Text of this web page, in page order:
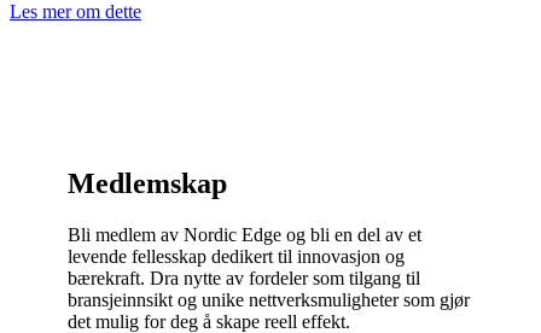
Les mer om dette
Medlemskap
Bli medlem av Nordic Edge og bli en del av et
levende fellesskap dedikert til innovasjon og
bærekraft. Dra nytte av fordeler som tilgang til
bransjeinnsikt og unike nettverksmuligheter som gjør
det mulig for deg å skape reell effekt.